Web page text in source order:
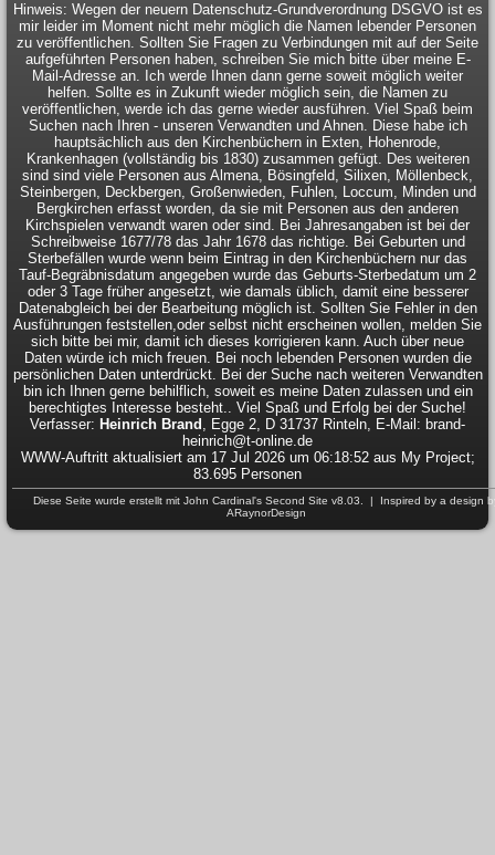
Hinweis: Wegen der neuern Datenschutz-Grundverordnung DSGVO ist es
mir leider im Moment nicht mehr möglich die Namen lebender Personen
zu veröffentlichen. Sollten Sie Fragen zu Verbindungen mit auf der Seite
aufgeführten Personen haben, schreiben Sie mich bitte über meine E-
Mail-Adresse an. Ich werde Ihnen dann gerne soweit möglich weiter
helfen. Sollte es in Zukunft wieder möglich sein, die Namen zu
veröffentlichen, werde ich das gerne wieder ausführen. Viel Spaß beim
Suchen nach Ihren - unseren Verwandten und Ahnen. Diese habe ich
hauptsächlich aus den Kirchenbüchern in Exten, Hohenrode,
Krankenhagen (vollständig bis 1830) zusammen gefügt. Des weiteren
sind sind viele Personen aus Almena, Bösingfeld, Silixen, Möllenbeck,
Steinbergen, Deckbergen, Großenwieden, Fuhlen, Loccum, Minden und
Bergkirchen erfasst worden, da sie mit Personen aus den anderen
Kirchspielen verwandt waren oder sind. Bei Jahresangaben ist bei der
Schreibweise 1677/78 das Jahr 1678 das richtige. Bei Geburten und
Sterbefällen wurde wenn beim Eintrag in den Kirchenbüchern nur das
Tauf-Begräbnisdatum angegeben wurde das Geburts-Sterbedatum um 2
oder 3 Tage früher angesetzt, wie damals üblich, damit eine besserer
Datenabgleich bei der Bearbeitung möglich ist. Sollten Sie Fehler in den
Ausführungen feststellen,oder selbst nicht erscheinen wollen, melden Sie
sich bitte bei mir, damit ich dieses korrigieren kann. Auch über neue
Daten würde ich mich freuen. Bei noch lebenden Personen wurden die
persönlichen Daten unterdrückt. Bei der Suche nach weiteren Verwandten
bin ich Ihnen gerne behilflich, soweit es meine Daten zulassen und ein
berechtigtes Interesse besteht.. Viel Spaß und Erfolg bei der Suche!
Verfasser: Heinrich Brand , Egge 2, D 31737 Rinteln, E-Mail: brand-
heinrich@t-online.de
WWW-Auftritt aktualisiert am 17 Jul 2026 um 06:18:52 aus My Project;
83.695 Personen
Diese Seite wurde erstellt mit John Cardinal's Second Site v8.03. | Inspired by a design
ARaynorDesign